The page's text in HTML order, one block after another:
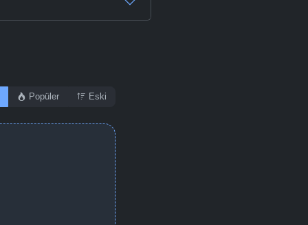
Popüler Eski